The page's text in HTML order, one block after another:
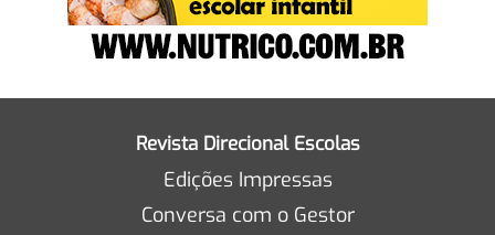
Revista Direcional Escolas
Edições Impressas
Conversa com o Gestor